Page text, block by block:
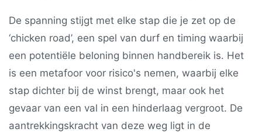
De spanning stijgt met elke stap die je zet op de
‘chicken road’, een spel van durf en timing waarbij
een potentiële beloning binnen handbereik is. Het
is een metafoor voor risico's nemen, waarbij elke
stap dichter bij de winst brengt, maar ook het
gevaar van een val in een hinderlaag vergroot. De
aantrekkingskracht van deze weg ligt in de